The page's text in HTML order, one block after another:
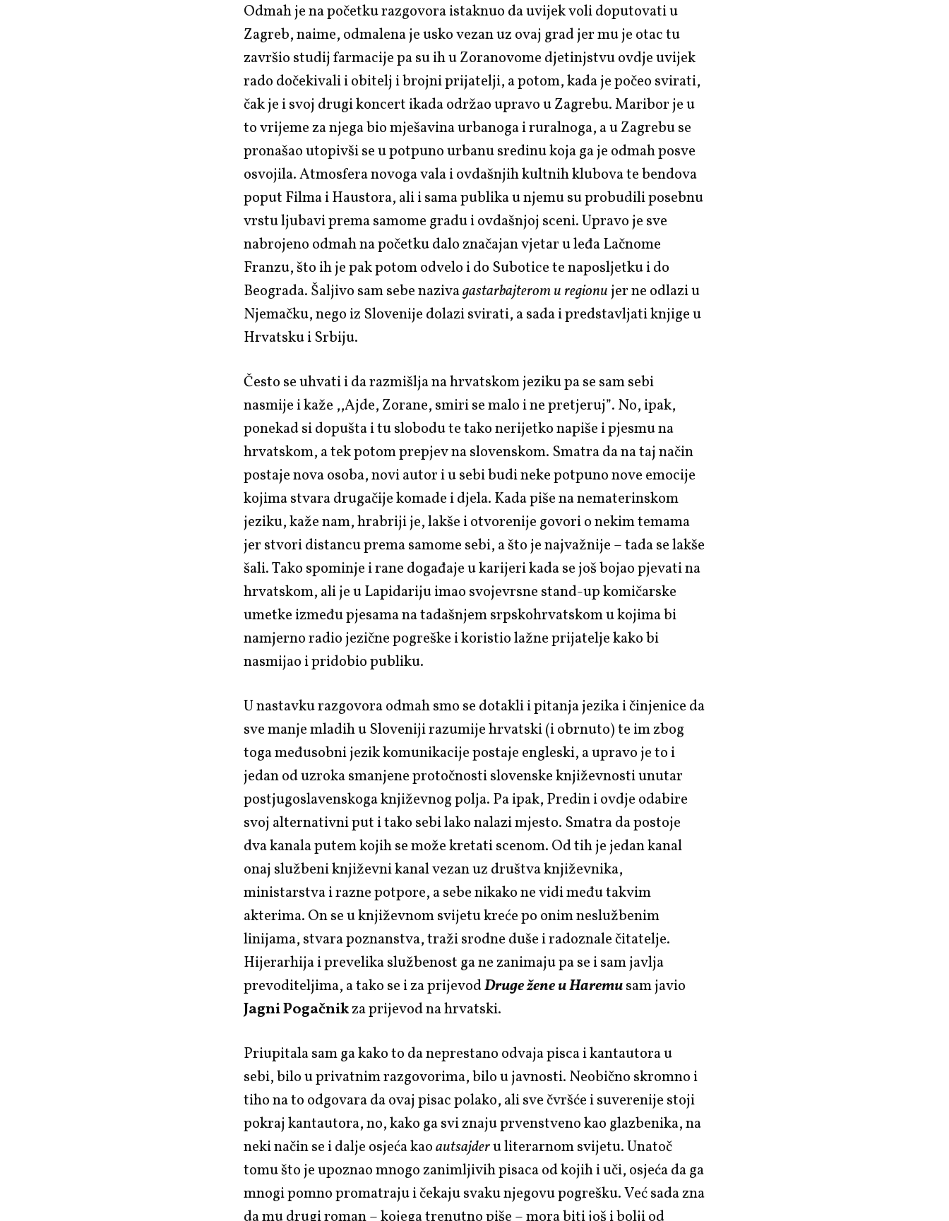
Odmah je na početku razgovora istaknuo da uvijek voli doputovati u
Zagreb, naime, odmalena je usko vezan uz ovaj grad jer mu je otac tu
završio studij farmacije pa su ih u Zoranovome djetinjstvu ovdje uvijek
rado dočekivali i obitelj i brojni prijatelji, a potom, kada je počeo svirati,
čak je i svoj drugi koncert ikada održao upravo u Zagrebu. Maribor je u
to vrijeme za njega bio mješavina urbanoga i ruralnoga, a u Zagrebu se
pronašao utopivši se u potpuno urbanu sredinu koja ga je odmah posve
osvojila. Atmosfera novoga vala i ovdašnjih kultnih klubova te bendova
poput Filma i Haustora, ali i sama publika u njemu su probudili posebnu
vrstu ljubavi prema samome gradu i ovdašnjoj sceni. Upravo je sve
nabrojeno odmah na početku dalo značajan vjetar u leđa Lačnome
Franzu, što ih je pak potom odvelo i do Subotice te naposljetku i do
Beograda. Šaljivo sam sebe nazivagastarbajterom u regionu jer ne odlazi u
Njemačku, nego iz Slovenije dolazi svirati, a sada i predstavljati knjige u
Hrvatsku i Srbiju.
Često se uhvati i da razmišlja na hrvatskom jeziku pa se sam sebi
nasmije i kaže ,,Ajde, Zorane, smiri se malo i ne pretjeruj”. No, ipak,
ponekad si dopušta i tu slobodu te tako nerijetko napiše i pjesmu na
hrvatskom, a tek potom prepjev na slovenskom. Smatra da na taj način
postaje nova osoba, novi autor i u sebi budi neke potpuno nove emocije
kojima stvara drugačije komade i djela. Kada piše na nematerinskom
jeziku, kaže nam, hrabriji je, lakše i otvorenije govori o nekim temama
jer stvori distancu prema samome sebi, a što je najvažnije – tada se lakše
šali. Tako spominje i rane događaje u karijeri kada se još bojao pjevati na
hrvatskom, ali je u Lapidariju imao svojevrsne stand-up komičarske
umetke između pjesama na tadašnjem srpskohrvatskom u kojima bi
namjerno radio jezične pogreške i koristio lažne prijatelje kako bi
nasmijao i pridobio publiku.
U nastavku razgovora odmah smo se dotakli i pitanja jezika i činjenice da
sve manje mladih u Sloveniji razumije hrvatski (i obrnuto) te im zbog
toga međusobni jezik komunikacije postaje engleski, a upravo je to i
jedan od uzroka smanjene protočnosti slovenske književnosti unutar
postjugoslavenskoga književnog polja. Pa ipak, Predin i ovdje odabire
svoj alternativni put i tako sebi lako nalazi mjesto. Smatra da postoje
dva kanala putem kojih se može kretati scenom. Od tih je jedan kanal
onaj službeni književni kanal vezan uz društva književnika,
ministarstva i razne potpore, a sebe nikako ne vidi među takvim
akterima. On se u književnom svijetu kreće po onim neslužbenim
linijama, stvara poznanstva, traži srodne duše i radoznale čitatelje.
Hijerarhija i prevelika službenost ga ne zanimaju pa se i sam javlja
prevoditeljima, a tako se i za prijevodDruge žene u Haremusam javio
Jagni Pogačnikza prijevod na hrvatski.
Priupitala sam ga kako to da neprestano odvaja pisca i kantautora u
sebi, bilo u privatnim razgovorima, bilo u javnosti. Neobično skromno i
tiho na to odgovara da ovaj pisac polako, ali sve čvršće i suverenije stoji
pokraj kantautora, no, kako ga svi znaju prvenstveno kao glazbenika, na
neki način se i dalje osjeća kaoautsajderu literarnom svijetu. Unatoč
tomu što je upoznao mnogo zanimljivih pisaca od kojih i uči, osjeća da ga
mnogi pomno promatraju i čekaju svaku njegovu pogrešku. Već sada zna